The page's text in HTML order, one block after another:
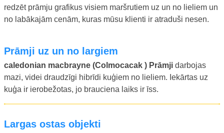
redzēt prāmju grafikus visiem maršrutiem uz un no lieliem un
no labākajām cenām, kuras mūsu klienti ir atraduši nesen.
prāmji uz un no largiem
caledonian macbrayne (Colmocacak ) Prāmji darbojas
mazi, videi draudzīgi hibrīdi kuģiem no lieliem. Iekārtas uz
kuģa ir ierobežotas, jo brauciena laiks ir īss.
largas ostas objekti